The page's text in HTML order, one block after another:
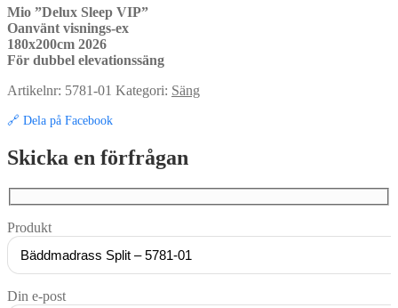
Mio ”Delux Sleep VIP”
Oanvänt visnings-ex
180x200cm 2026
För dubbel elevationssäng
Artikelnr: 5781-01 Kategori: Säng
🔗 Dela på Facebook
Skicka en förfrågan
Produkt
Din e-post